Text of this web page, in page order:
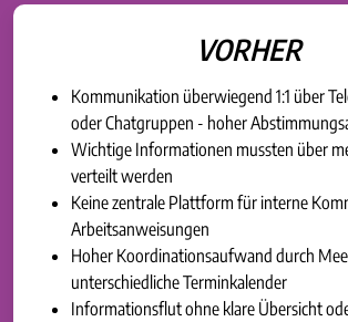
VORHER
Kommunikation überwiegend 1:1 über
oder Chatgruppen - hoher
Wichtige Informationen mussten über
verteilt werden
Keine zentrale Plattform für interne
Arbeitsanweisungen
Hoher Koordinationsaufwand durch
unterschiedliche Terminkalender
Informationsflut ohne klare Übersicht